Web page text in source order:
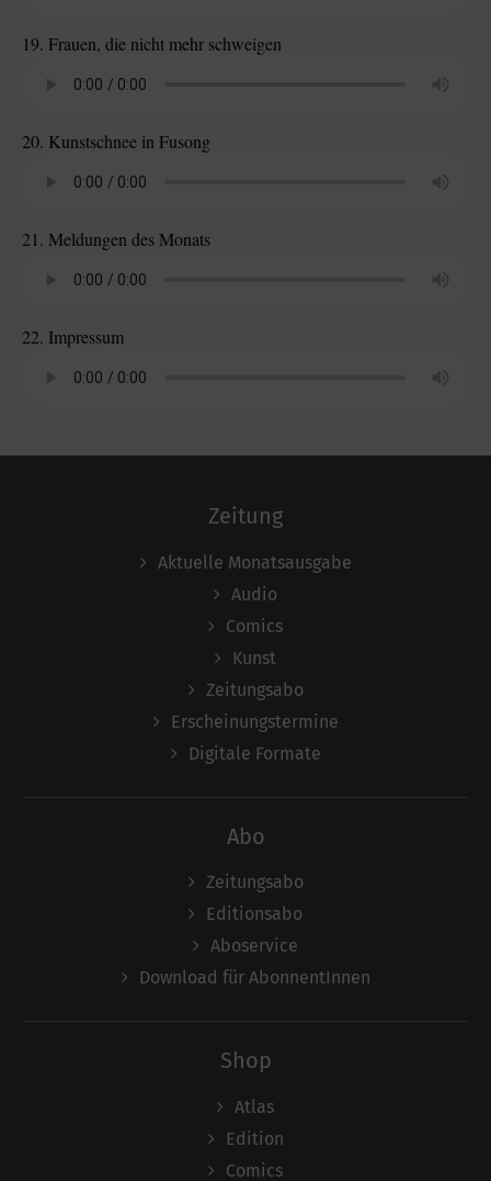
19. Frauen, die nicht mehr schweigen
20. Kunstschnee in Fusong
21. Meldungen des Monats
22. Impressum
Zeitung
Aktuelle Monatsausgabe
Audio
Comics
Kunst
Zeitungsabo
Erscheinungstermine
Digitale Formate
Abo
Zeitungsabo
Editionsabo
Aboservice
Download für AbonnentInnen
Shop
Atlas
Edition
Comics